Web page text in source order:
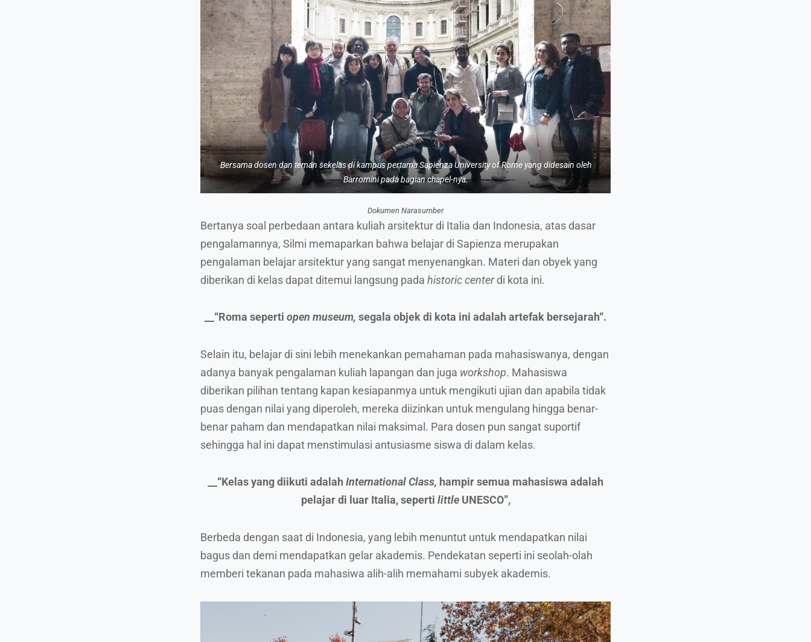
Bersama dosen dan teman sekelas di kampus pertama Sapienza University of Rome yang didesain oleh
Barromini pada bagianchapel-nya.
Dokumen Narasumber
Bertanya soal perbedaan antara kuliah arsitektur di Italia dan Indonesia, atas dasar
pengalamannya, Silmi memaparkan bahwa belajar di Sapienza merupakan
pengalaman belajar arsitektur yang sangat menyenangkan. Materi dan obyek yang
diberikan di kelas dapat ditemui langsung pada historic centerdi kota ini.
__“Roma seperti open museum, segala objek di kota ini adalah artefak bersejarah“.
Selain itu, belajar di sini lebih menekankan pemahaman pada mahasiswanya, dengan
adanya banyak pengalaman kuliah lapangan dan juga workshop. Mahasiswa
diberikan pilihan tentang kapan kesiapanmya untuk mengikuti ujian dan apabila tidak
puas dengan nilai yang diperoleh, mereka diizinkan untuk mengulang hingga benar-
benar paham dan mendapatkan nilai maksimal. Para dosen pun sangat suportif
sehingga hal ini dapat menstimulasi antusiasme siswa di dalam kelas.
__“Kelas yang diikuti adalah International Class, hampir semua mahasiswa adalah
pelajar di luar Italia, seperti little UNESCO”,
Berbeda dengan saat di Indonesia, yang lebih menuntut untuk mendapatkan nilai
bagus dan demi mendapatkan gelar akademis. Pendekatan seperti ini seolah-olah
memberi tekanan pada mahasiwa alih-alih memahami subyek akademis.